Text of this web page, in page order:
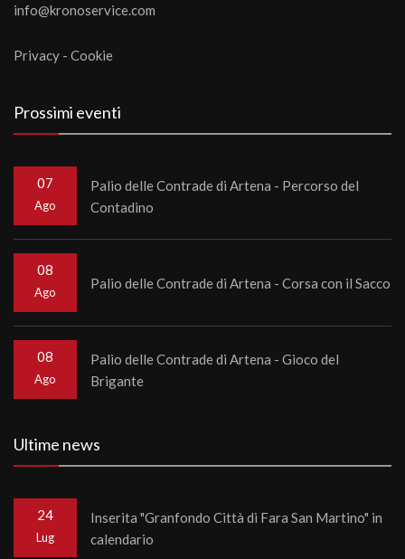
info@kronoservice.com
Privacy - Cookie
Prossimi eventi
07
Ago
Palio delle Contrade di Artena - Percorso del
Contadino
08
Ago
Palio delle Contrade di Artena - Corsa con il Sacco
08
Ago
Palio delle Contrade di Artena - Gioco del
Brigante
Ultime news
24
Lug
Inserita "Granfondo Città di Fara San Martino" in
calendario